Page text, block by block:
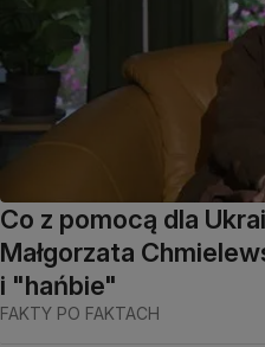
Co z pomocą dla
Małgorzata
i "hańbie"
FAKTY PO FAKTACH